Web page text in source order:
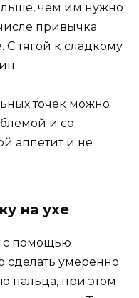
чем им нужно
привычка
С тягой к сладкому
точек можно
и со
аппетит и не
на ухе
с помощью
сделать умеренно
пальца, при этом